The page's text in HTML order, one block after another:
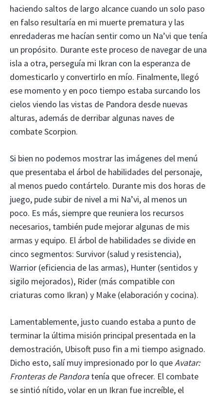
haciendo saltos de largo alcance cuando un solo paso
en falso resultaría en mi muerte prematura y las
enredaderas me hacían sentir como un Na’vi que tenía
un propósito. Durante este proceso de navegar de una
isla a otra, perseguía mi Ikran con la esperanza de
domesticarlo y convertirlo en mío. Finalmente, llegó
ese momento y en poco tiempo estaba surcando los
cielos viendo las vistas de Pandora desde nuevas
alturas, además de derribar algunas naves de
combate Scorpion.
Si bien no podemos mostrar las imágenes del menú
que presentaba el árbol de habilidades del personaje,
al menos puedo contártelo. Durante mis dos horas de
juego, pude subir de nivel a mi Na’vi, al menos un
poco. Es más, siempre que reuniera los recursos
necesarios, también pude mejorar algunas de mis
armas y equipo. El árbol de habilidades se divide en
cinco segmentos: Survivor (salud y resistencia),
Warrior (eficiencia de las armas), Hunter (sentidos y
sigilo mejorados), Rider (más compatible con
criaturas como Ikran) y Make (elaboración y cocina).
Lamentablemente, justo cuando estaba a punto de
terminar la última misión principal presentada en la
demostración, Ubisoft puso fin a mi tiempo asignado.
Dicho esto, salí muy impresionado por lo queAvatar:
Fronteras de Pandoratenía que ofrecer. El combate
se sintió nítido, volar en un Ikran fue increíble, el